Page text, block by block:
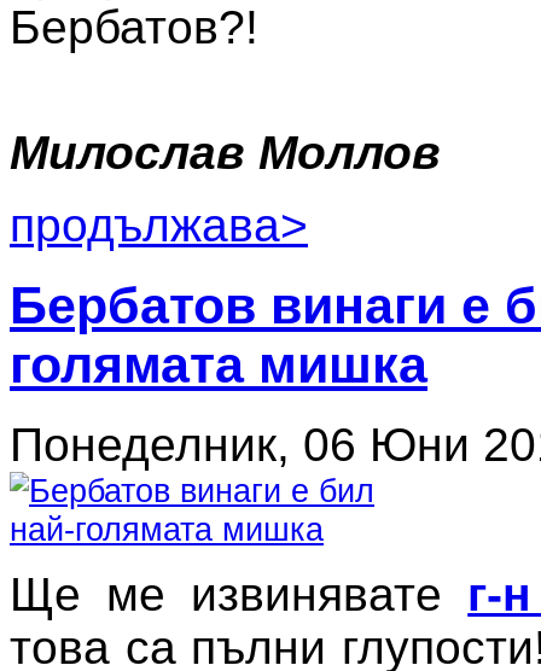
Бербатов?!
Милослав Моллов
продължава>
Бербатов винаги е
голямата мишка
Понеделник, 06 Юни
Ще ме извинявате г-
това са пълни